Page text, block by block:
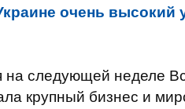
очень высокий
следующей неделе
крупный бизнес и